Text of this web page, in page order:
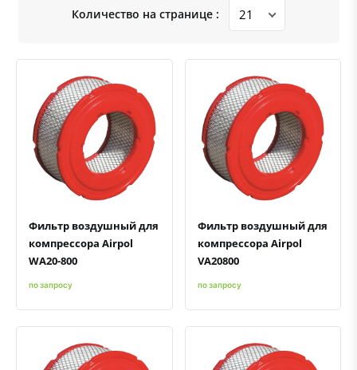
Количество на странице :
Быстрый просмотр
Добавить к сравнению
Добавить в избранное
Фильтр воздушный для
компрессора Airpol
WA20-800
по запросу
Быстрый просмотр
Добавить к сравнению
Добавить в избранное
Фильтр воздушный для
компрессора Airpol
VA20800
по запросу